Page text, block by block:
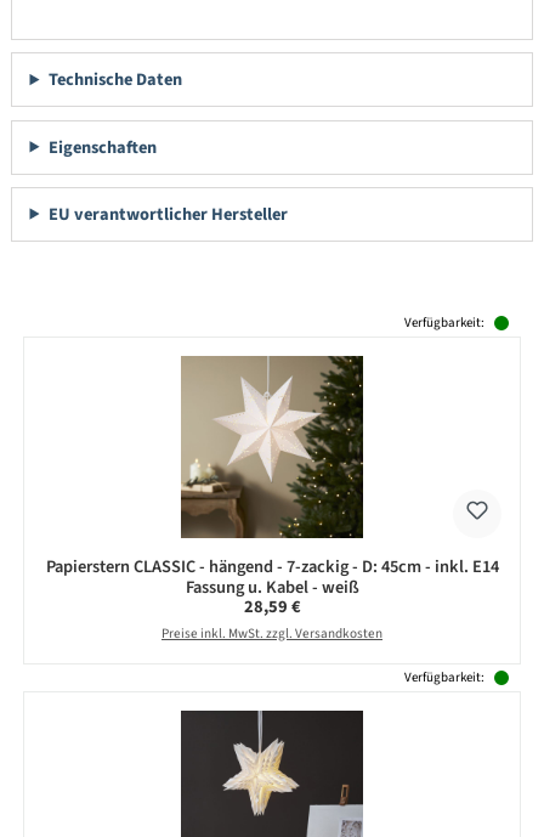
Technische Daten
Eigenschaften
EU verantwortlicher Hersteller
Verfügbarkeit:
Papierstern CLASSIC - hängend - 7-zackig - D: 45cm - inkl. E14
Fassung u. Kabel - weiß
Regulärer Preis:
28,59 €
Preise inkl. MwSt. zzgl. Versandkosten
Verfügbarkeit: